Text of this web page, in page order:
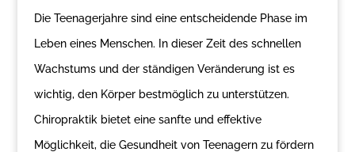
Die Teenagerjahre sind eine entscheidende Phase im
Leben eines Menschen. In dieser Zeit des schnellen
Wachstums und der ständigen Veränderung ist es
wichtig, den Körper bestmöglich zu unterstützen.
Chiropraktik bietet eine sanfte und effektive
Möglichkeit, die Gesundheit von Teenagern zu fördern